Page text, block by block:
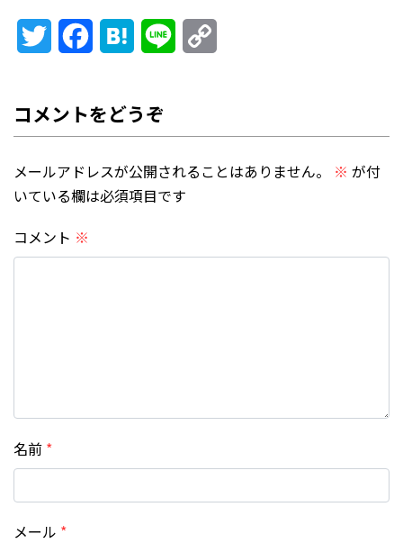
Twitter FacebookHatena Line
メールアドレスが公開されることはありません。 ※ が付
いている欄は必須項目です
コメント ※
名前 *
メール *